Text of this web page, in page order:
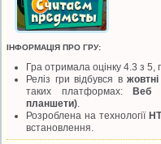
ІНФОРМАЦІЯ ПРО ГРУ:
Гра отримала оцінку 4.3 з 5,
Реліз гри відбувся в
таких платформах: Веб
планшети)
Розроблена на технології
встановлення.